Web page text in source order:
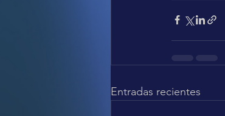
Entradas recientes